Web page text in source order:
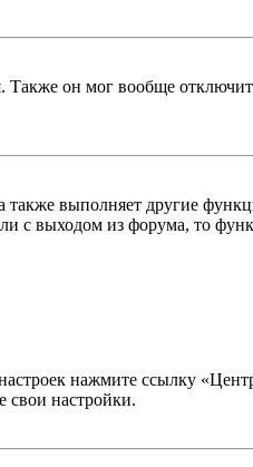
Также он мог вообще
выполняет другие
с выходом из форума, то
нажмите ссылку
свои настройки.